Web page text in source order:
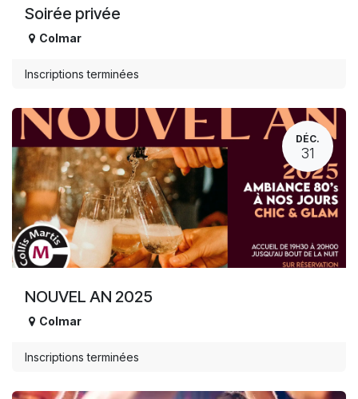
Soirée privée
Colmar
Inscriptions terminées
DÉC.
31
NOUVEL AN 2025
Colmar
Inscriptions terminées